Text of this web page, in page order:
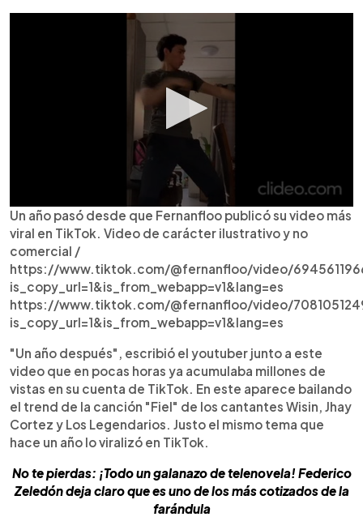
Un año pasó desde que Fernanfloo publicó su video más
viral en TikTok. Video de carácter ilustrativo y no
comercial /
https://www.tiktok.com/@fernanfloo/video/
is_copy_url=1&is_from_webapp=v1&lang=es
https://www.tiktok.com/@fernanfloo/video/
is_copy_url=1&is_from_webapp=v1&lang=es
"Un año después", escribió el youtuber junto a este
video que en pocas horas ya acumulaba millones de
vistas en su cuenta de TikTok. En este aparece bailando
el trend de la canción "Fiel" de los cantantes Wisin, Jhay
Cortez y Los Legendarios. Justo el mismo tema que
hace un año lo viralizó en TikTok.
No te pierdas: ¡Todo un galanazo de telenovela! Federico
Zeledón deja claro que es uno de los más cotizados de la
farándula